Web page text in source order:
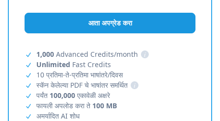
आता अपग्रेड करा
1,000 Advanced Credits/month
i
Unlimited Fast Credits
10 प्रतिमा-ते-प्रतिमा भाषांतरे/दिवस
स्कॅन केलेल्या PDF चे भाषांतर समर्थित
i
पर्यंत 100,000 एकावेळी अक्षरे
फायली अपलोड करा ते 100 MB
अमर्यादित AI शोध